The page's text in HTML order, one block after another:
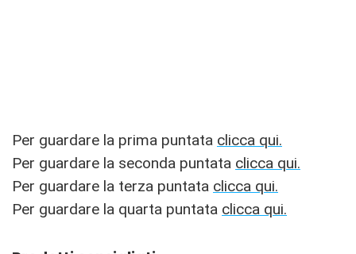
Per guardare la prima puntata clicca qui.
Per guardare la seconda puntata clicca qui.
Per guardare la terza puntata clicca qui.
Per guardare la quarta puntata clicca qui.